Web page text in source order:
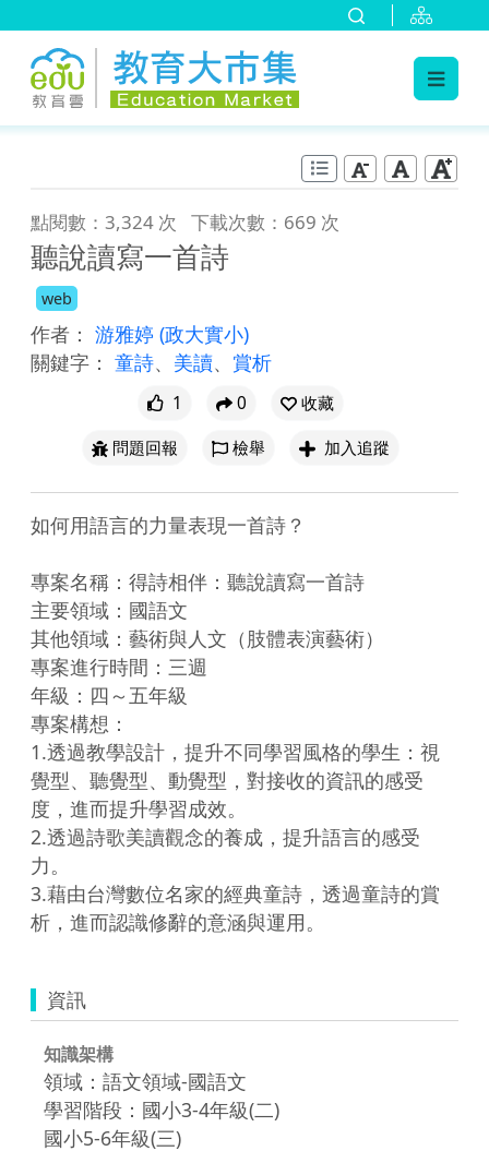
點閱數：3,324 次 下載次數：669 次
聽說讀寫一首詩
web
作者： 游雅婷 (政大實小)
關鍵字： 童詩、 美讀、 賞析
1 0
收藏
問題回報
檢舉 加入追蹤
如何用語言的力量表現一首詩？
專案名稱：得詩相伴：聽說讀寫一首詩
主要領域：國語文
其他領域：藝術與人文（肢體表演藝術）
專案進行時間：三週
年級：四～五年級
專案構想：
1.透過教學設計，提升不同學習風格的學生：視
覺型、聽覺型、動覺型，對接收的資訊的感受
度，進而提升學習成效。
2.透過詩歌美讀觀念的養成，提升語言的感受
力。
3.藉由台灣數位名家的經典童詩，透過童詩的賞
資訊
知識架構
領域：語文領域-國語文
學習階段：國小3-4年級(二)
國小5-6年級(三)